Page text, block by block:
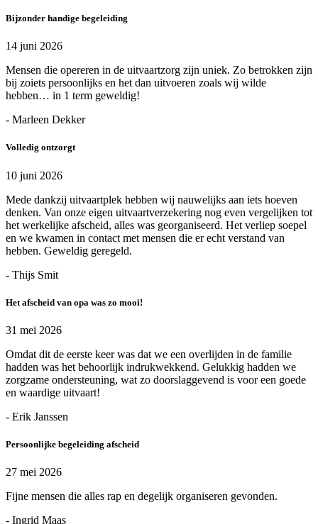
Bijzonder handige begeleiding
14 juni 2026
Mensen die opereren in de uitvaartzorg zijn uniek. Zo betrokken zijn
bij zoiets persoonlijks en het dan uitvoeren zoals wij wilde
hebben… in 1 term geweldig!
- Marleen Dekker
Volledig ontzorgt
10 juni 2026
Mede dankzij uitvaartplek hebben wij nauwelijks aan iets hoeven
denken. Van onze eigen uitvaartverzekering nog even vergelijken tot
het werkelijke afscheid, alles was georganiseerd. Het verliep soepel
en we kwamen in contact met mensen die er echt verstand van
hebben. Geweldig geregeld.
- Thijs Smit
Het afscheid van opa was zo mooi!
31 mei 2026
Omdat dit de eerste keer was dat we een overlijden in de familie
hadden was het behoorlijk indrukwekkend. Gelukkig hadden we
zorgzame ondersteuning, wat zo doorslaggevend is voor een goede
en waardige uitvaart!
- Erik Janssen
Persoonlijke begeleiding afscheid
27 mei 2026
Fijne mensen die alles rap en degelijk organiseren gevonden.
- Ingrid Maas